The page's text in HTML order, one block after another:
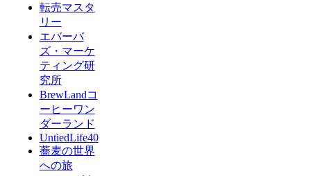
転売マスタ
リー
エバーバ
ズ・マーケ
ティング研
究所
BrewLandコ
ーヒーワン
ダーランド
UntiedLife40
蕎麦の世界
への旅